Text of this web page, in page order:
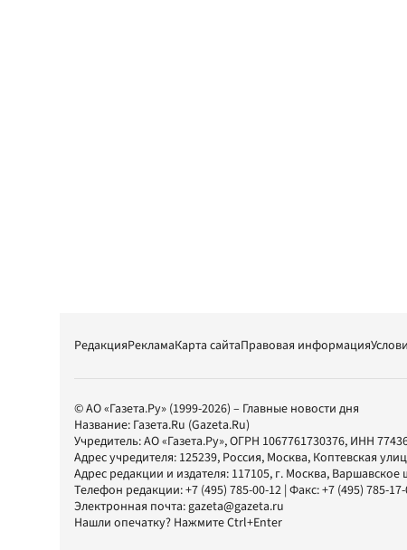
РедакцияРекламаКарта сайтаПравовая информация
© АО «Газета.Ру» (1999-2026) – Главные новости дня
Название: Газета.Ru (Gazeta.Ru)
Учредитель:АО «Газета.Ру», ОГРН 1067761730376, ИНН
Адрес учредителя: 125239, Россия, Москва, Коптевская
Адрес редакции и издателя: 117105, г. Москва, Варшавское
Телефон редакции:+7 (495) 785-00-12 | Факс:+7 (495) 785-
Электронная почта:gazeta@gazeta.ru
Нашли опечатку? Нажмите Ctrl+Enter